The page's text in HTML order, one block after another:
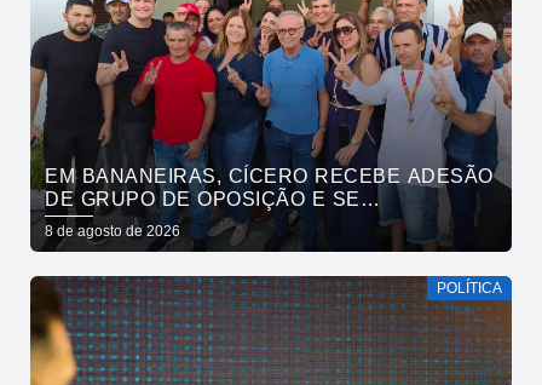
EM BANANEIRAS, CÍCERO RECEBE ADESÃO
DE GRUPO DE OPOSIÇÃO E SE
COMPROMETE COM ESGOTAMENTO
SANITÁRIO
8 de agosto de 2026
POLÍTICA